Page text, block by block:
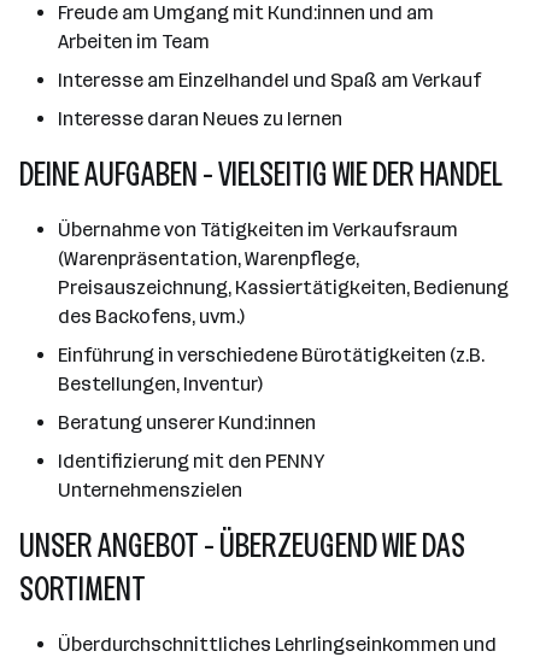
Freude am Umgang mit Kund:innen und am
Arbeiten im Team
Interesse am Einzelhandel und Spaß am Verkauf
Interesse daran Neues zu lernen
DEINE AUFGABEN - VIELSEITIG WIE DER HANDEL
Übernahme von Tätigkeiten im Verkaufsraum
(Warenpräsentation, Warenpflege,
Preisauszeichnung, Kassiertätigkeiten, Bedienung
des Backofens, uvm.)
Einführung in verschiedene Bürotätigkeiten (z.B.
Bestellungen, Inventur)
Beratung unserer Kund:innen
Identifizierung mit den PENNY
Unternehmenszielen
UNSER ANGEBOT - ÜBERZEUGEND WIE DAS
SORTIMENT
Überdurchschnittliches Lehrlingseinkommen und